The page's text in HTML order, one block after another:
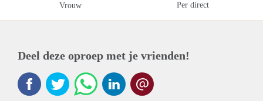
Vrouw Per direct
Deel deze oproep met je vrienden!